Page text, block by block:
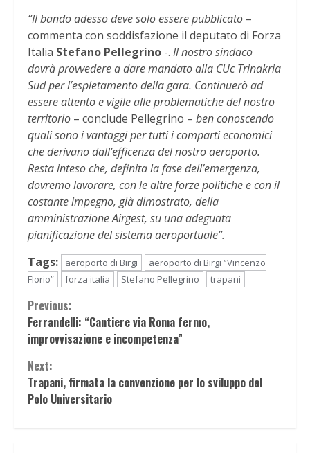
“Il bando adesso deve solo essere pubblicato –
commenta con soddisfazione il deputato di Forza
Italia Stefano Pellegrino -. Il nostro sindaco
dovrà provvedere a dare mandato alla CUc Trinakria
Sud per l’espletamento della gara. Continuerò ad
essere attento e vigile alle problematiche del nostro
territorio – conclude Pellegrino – ben conoscendo
quali sono i vantaggi per tutti i comparti economici
che derivano dall’efficenza del nostro aeroporto.
Resta inteso che, definita la fase dell’emergenza,
dovremo lavorare, con le altre forze politiche e con il
costante impegno, già dimostrato, della
amministrazione Airgest, su una adeguata
pianificazione del sistema aeroportuale”.
Tags:
aeroporto di Birgi
aeroporto di Birgi “Vincenzo
Florio”
forza italia Stefano Pellegrino trapani
Continue
Reading
Previous:
Ferrandelli: “Cantiere via Roma fermo,
improvvisazione e incompetenza”
Next:
Trapani, firmata la convenzione per lo sviluppo del
Polo Universitario